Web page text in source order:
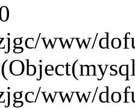
www/
www/